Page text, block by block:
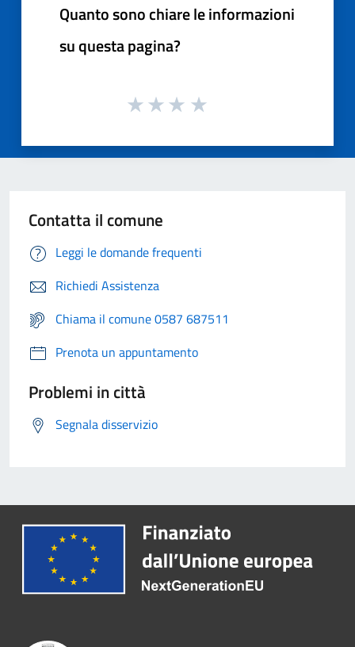
Quanto sono chiare le informazioni
su questa pagina?
Contatta il comune
Leggi le domande frequenti
Richiedi Assistenza
Chiama il comune 0587 687511
Prenota un appuntamento
Problemi in città
Segnala disservizio